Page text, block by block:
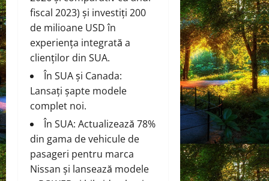
fiscal 2023) și investiți 200
de milioane USD în
experiența integrată a
clienților din SUA.
În SUA și Canada:
Lansați șapte modele
complet noi.
În SUA: Actualizează 78%
din gama de vehicule de
pasageri pentru marca
Nissan și lansează modele